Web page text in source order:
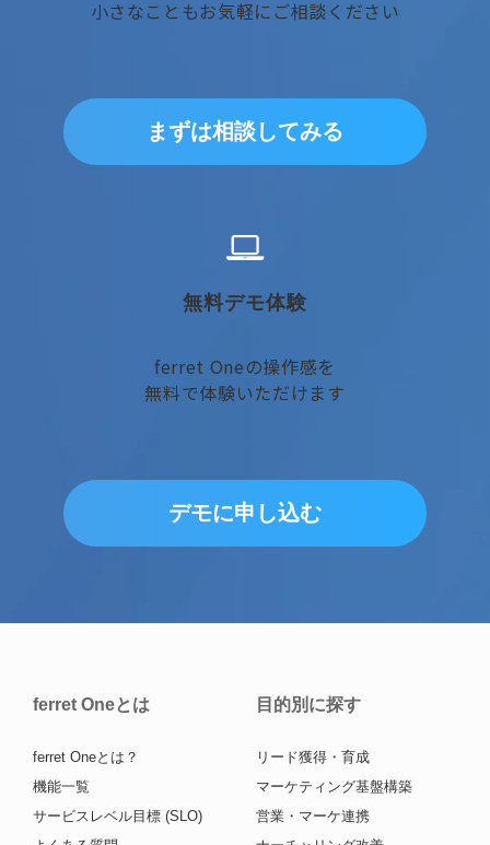
小さなこともお気軽にご相談ください
まずは相談してみる
無料デモ体験
ferret Oneの操作感を
無料で体験いただけます
デモに申し込む
ferret Oneとは
ferret Oneとは？
機能一覧
サービスレベル目標 (SLO)
目的別に探す
リード獲得・育成
マーケティング基盤構築
営業・マーケ連携